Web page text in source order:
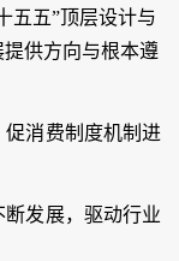
五五”顶层设计与
供方向与根本遵
消费制度机制进
发展，驱动行业